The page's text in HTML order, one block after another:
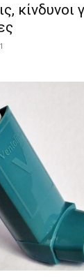
κίνδυνοι